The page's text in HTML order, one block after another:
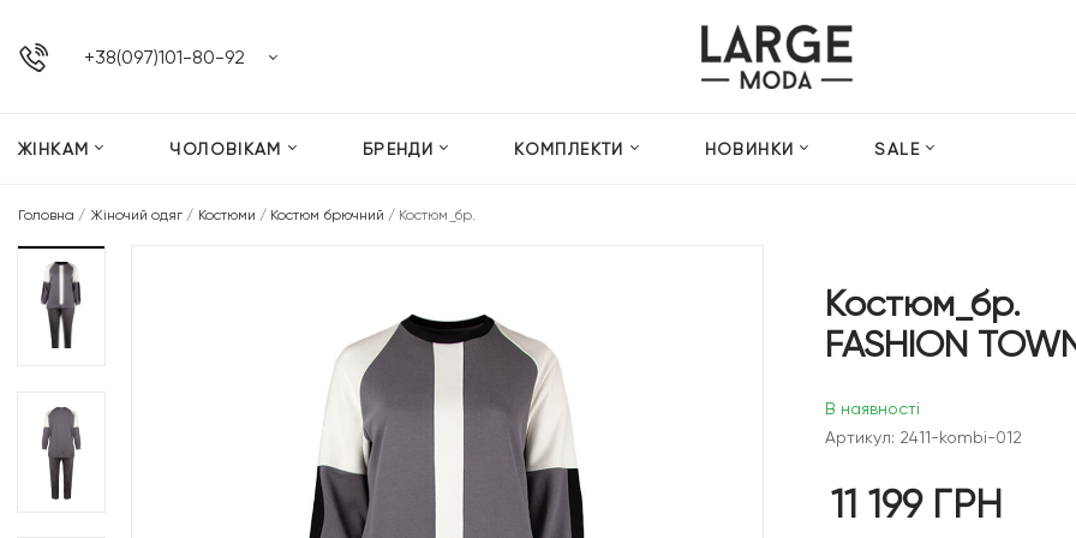
+38(097)101-80-92
ЖІНКАМ ЧОЛОВІКАМ БРЕНДИ КОМПЛЕКТИ НОВИНКИ SALE
Головна / Жіночий одяг / Костюми / Костюм брючний / Костюм_бр.
Костюм_бр.
FASHION
В наявності
Артикул: 2411-kombi-012
11 199 ГРН